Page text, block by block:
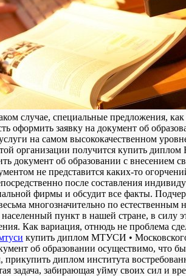
случае, специальные предложения, как
оформить заявку на документ об
на самом высококачественном
организации получится купить
об образовании с внесением
не представится каких-то
после составления
фирмы и обсудит все факты.
многозначительно по
пункт в нашей стране, в силу
Как вариация, отнюдь не проблема
купить диплом МТУСИ • Московского
об образовании осуществимо, что
диплом института
задача, забирающая уйму своих сил и